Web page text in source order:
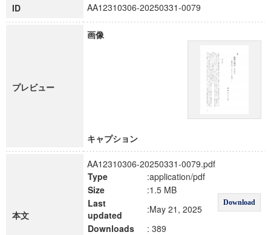
ID AA12310306-20250331-0079
プレビュー
画像
キャプション
本文
AA12310306-20250331-0079.pdf
Type
:application/pdf
Download
Size
:1.5 MB
Last
updated
:May 21, 2025
Downloads
: 389